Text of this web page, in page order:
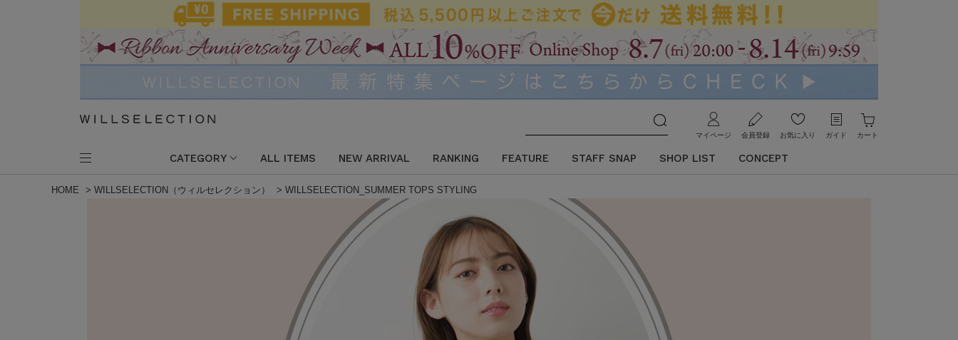
マイページ 会員登録 お気に入り ガイド カート
CATEGORY ALL ITEMS NEW ARRIVAL RANKING FEATURE STAFF SNAP SHOP LIST CONCEPT
HOME > WILLSELECTION（ウィルセレクション） > WILLSELECTION_SUMMER TOPS STYLING